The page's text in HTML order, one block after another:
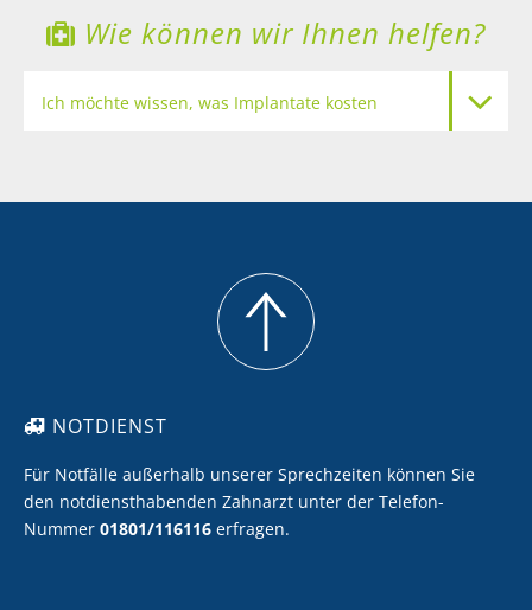
Wie können wir Ihnen helfen?
Ich möchte wissen, was Implantate kosten
Ich möchte eine professionelle Zahnreinigung
NOTDIENST
Für Notfälle außerhalb unserer Sprechzeiten können Sie
den notdiensthabenden Zahnarzt unter der Telefon-
Nummer 01801/116116 erfragen.